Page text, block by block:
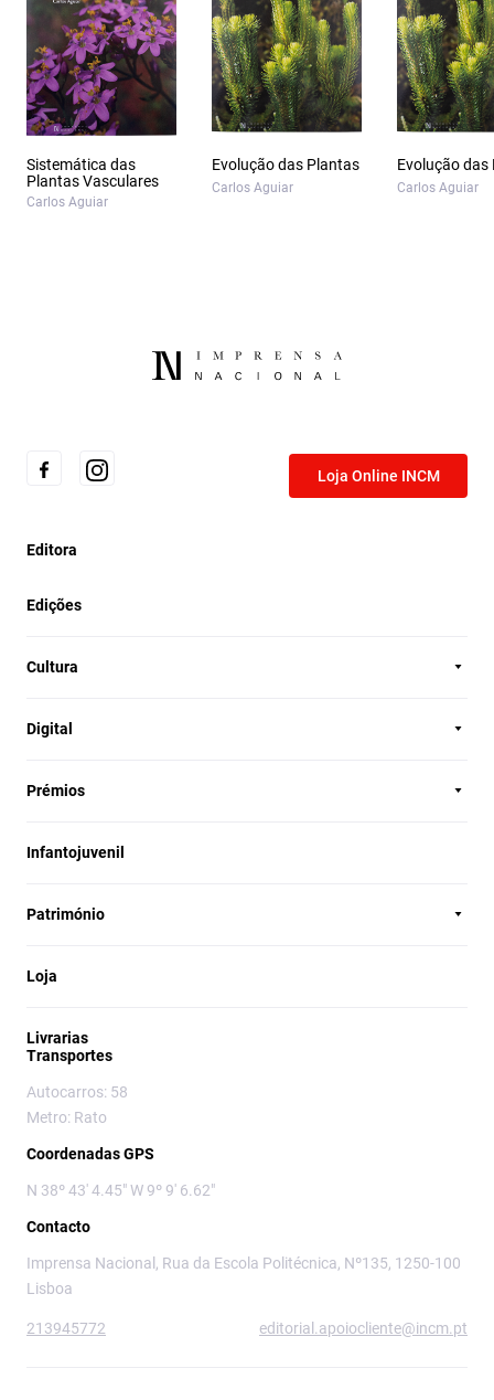
Sistemática das
Plantas Vasculares
Carlos Aguiar
Evolução das Plantas
Carlos Aguiar
Evolução das
Carlos Aguiar
Loja Online INCM
Editora
Edições
Cultura
Digital
Prémios
Infantojuvenil
Património
Loja
Livrarias
Transportes
Autocarros: 58
Metro: Rato
Coordenadas GPS
N 38º 43' 4.45" W 9º 9' 6.62"
Contacto
Imprensa Nacional, Rua da Escola Politécnica, Nº135, 1250-100
Lisboa
213945772 editorial.apoiocliente@incm.pt